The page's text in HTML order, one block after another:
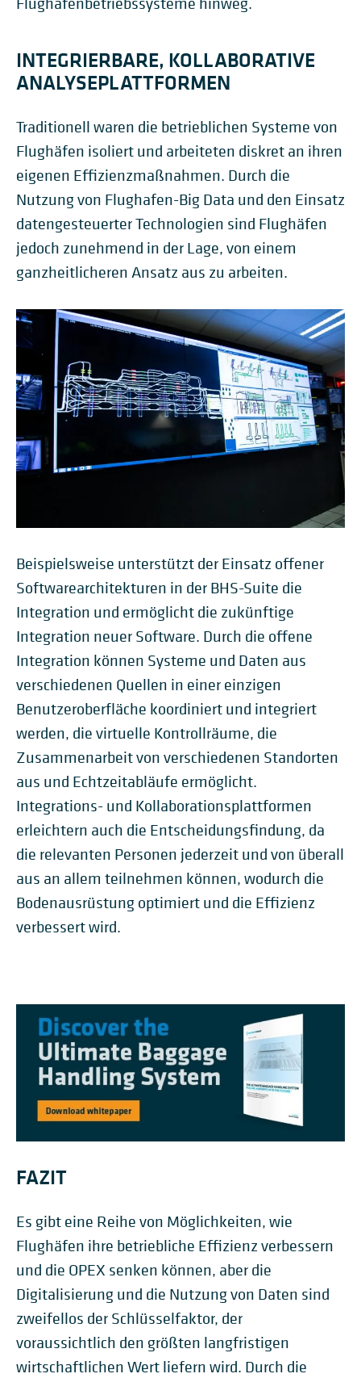
INTEGRIERBARE, KOLLABORATIVE
ANALYSEPLATTFORMEN
Traditionell waren die betrieblichen Systeme von
Flughäfen isoliert und arbeiteten diskret an ihren
eigenen Effizienzmaßnahmen. Durch die
Nutzung von Flughafen-Big Data und den Einsatz
datengesteuerter Technologien sind Flughäfen
jedoch zunehmend in der Lage, von einem
ganzheitlicheren Ansatz aus zu arbeiten.
Beispielsweise unterstützt der Einsatz offener
Softwarearchitekturen in der BHS-Suite die
Integration und ermöglicht die zukünftige
Integration neuer Software. Durch die offene
Integration können Systeme und Daten aus
verschiedenen Quellen in einer einzigen
Benutzeroberfläche koordiniert und integriert
werden, die virtuelle Kontrollräume, die
Zusammenarbeit von verschiedenen Standorten
aus und Echtzeitabläufe ermöglicht.
Integrations- und Kollaborationsplattformen
erleichtern auch die Entscheidungsfindung, da
die relevanten Personen jederzeit und von überall
aus an allem teilnehmen können, wodurch die
Bodenausrüstung optimiert und die Effizienz
verbessert wird.
FAZIT
Es gibt eine Reihe von Möglichkeiten, wie
Flughäfen ihre betriebliche Effizienz verbessern
und die OPEX senken können, aber die
Digitalisierung und die Nutzung von Daten sind
zweifellos der Schlüsselfaktor, der
voraussichtlich den größten langfristigen
wirtschaftlichen Wert liefern wird. Durch die